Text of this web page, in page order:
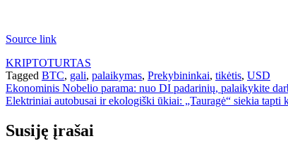
Source link
KRIPTOTURTAS
Tagged BTC, gali, palaikymas, Prekybininkai, tikėtis, USD
Navigacija
tarp
įrašų
Ekonominis Nobelio parama: nuo DI padarinių, palaikykite
Elektriniai autobusai ir ekologiški ūkiai: „Tauragė“ siekia tapti
Susiję įrašai